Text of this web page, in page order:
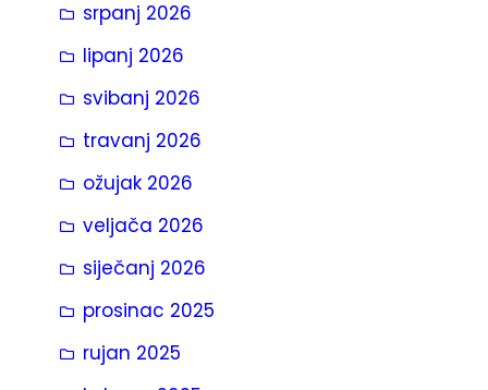
a
srpanj 2026
lipanj 2026
svibanj 2026
travanj 2026
ožujak 2026
veljača 2026
siječanj 2026
prosinac 2025
rujan 2025